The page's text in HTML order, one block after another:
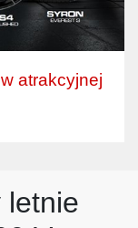
atrakcyjnej
letnie